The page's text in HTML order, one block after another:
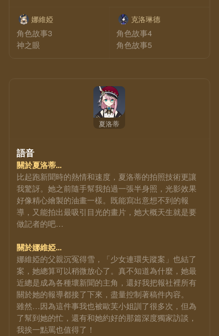
娜維婭
角色故事3
神之眼
克洛琳德
角色故事4
角色故事5
夏洛蒂
語音
關於夏洛蒂...
比起跑新聞時的熱情和速度，夏洛蒂的拍照技術更讓
我驚訝。她之前隨手幫我拍過一張半身照，光影效果
好像精心繪製的油畫一樣。既能寫出意想不到的報
導，又能拍出最吸引目光的畫片，她大概天生就是要
做記者的吧…
關於娜維婭...
娜維婭的父親沉冤得雪，「少女連環失蹤案」也結了
案，她總算可以稍微放心了。真不知道為什麼，她最
近總是成為各種壞新聞的主角，還好我把報社裡所有
關於她的報導都接了下來，盡量控制著稿件內容。
雖然…因為這件事我也被歐芙小姐訓了很多次，但為
了幫到她的忙，還有和她約好的那篇深度獨家訪談，
我挨一點罵也值得了！